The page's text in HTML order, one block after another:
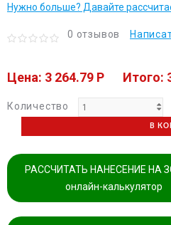
Нужно больше? Давайте
0 отзывов
Цена: 3 264.79 P Итого:
Количество
В
РАССЧИТАТЬ НАНЕСЕНИЕ НА
онлайн-калькулятор